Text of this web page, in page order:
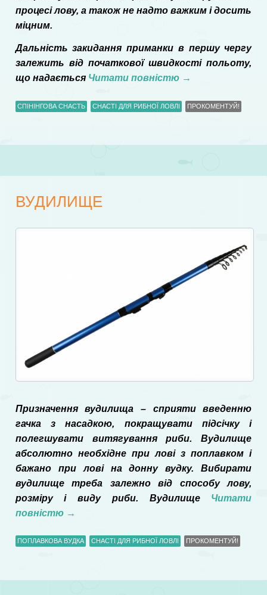
процесі лову, а також не надто важким і досить
міцним.
Дальність закидання приманки в першу чергу
залежить від початкової швидкості польоту,
що надається Читати повністю →
СПІНІНГОВА СНАСТЬ СНАСТІ ДЛЯ РИБНОЇ ЛОВЛІ ПРОКОМЕНТУЙ!
ВУДИЛИЩЕ
Призначення вудилища – сприяти введенню
гачка з насадкою, покращувати підсічку і
полегшувати витягування риби. Вудилище
абсолютно необхідне при лові з поплавком і
бажано при лові на донну вудку. Вибирати
вудилище треба залежно від способу лову,
розміру і виду риби. Вудилище Читати
повністю →
ПОПЛАВКОВА ВУДКА СНАСТІ ДЛЯ РИБНОЇ ЛОВЛІ ПРОКОМЕНТУЙ!